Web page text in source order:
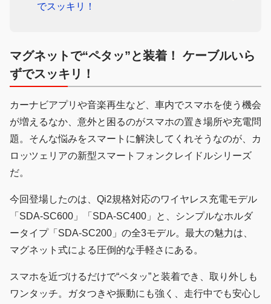
でスッキリ！
マグネットで“ペタッ”と装着！ ケーブルいら
ずでスッキリ！
カーナビアプリや音楽再生など、車内でスマホを使う機会
が増えるなか、意外と困るのがスマホの置き場所や充電問
題。そんな悩みをスマートに解決してくれそうなのが、カ
ロッツェリアの新型スマートフォンクレイドルシリーズ
だ。
今回登場したのは、Qi2規格対応のワイヤレス充電モデル
「SDA-SC600」「SDA-SC400」と、シンプルなホルダ
ータイプ「SDA-SC200」の全3モデル。最大の魅力は、
マグネット式による圧倒的な手軽さにある。
スマホを近づけるだけで“ペタッ”と装着でき、取り外しも
ワンタッチ。ガタつきや振動にも強く、走行中でも安心し